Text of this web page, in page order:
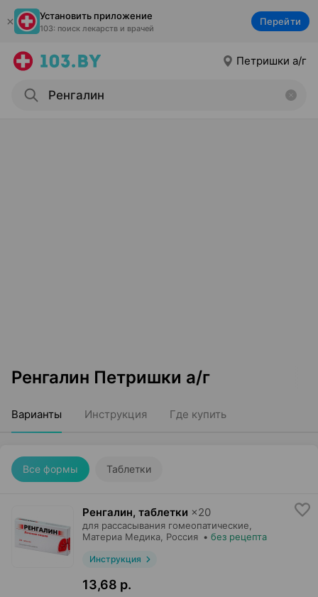
Установить приложение
103: поиск лекарств и врачей
Перейти
Петришки а/г
Ренгалин Петришки а/г
Варианты Инструкция Где купить
Все формы Таблетки
Ренгалин, таблетки ×20
для рассасывания гомеопатические,
Материа Медика , Россия • без рецепта
Инструкция
13,68 р.